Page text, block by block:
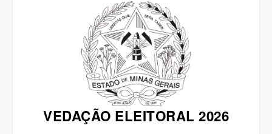
VEDAÇÃO ELEITORAL 2026